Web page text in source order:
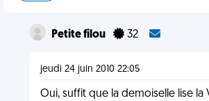
Petite filou 32
jeudi 24 juin 2010 22:05
Oui, suffit que la demoiselle lise la